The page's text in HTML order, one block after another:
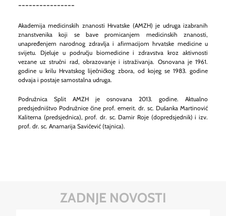
----------------
Akademija medicinskih znanosti Hrvatske (AMZH) je udruga izabranih
znanstvenika koji se bave promicanjem medicinskih znanosti,
unapređenjem narodnog zdravlja i afirmacijom hrvatske medicine u
svijetu. Djeluje u području biomedicine i zdravstva kroz aktivnosti
vezane uz stručni rad, obrazovanje i istraživanja. Osnovana je 1961.
godine u krilu Hrvatskog liječničkog zbora, od kojeg se 1983. godine
odvaja i postaje samostalna udruga.
Podružnica Split AMZH je osnovana 2013. godine. Aktualno
predsjedništvo Podružnice čine prof. emerit. dr. sc. Dušanka Martinović
Kaliterna (predsjednica), prof. dr. sc. Damir Roje (dopredsjednik) i izv.
prof. dr. sc. Anamarija Savičević (tajnica).
ZADNJE NOVOSTI